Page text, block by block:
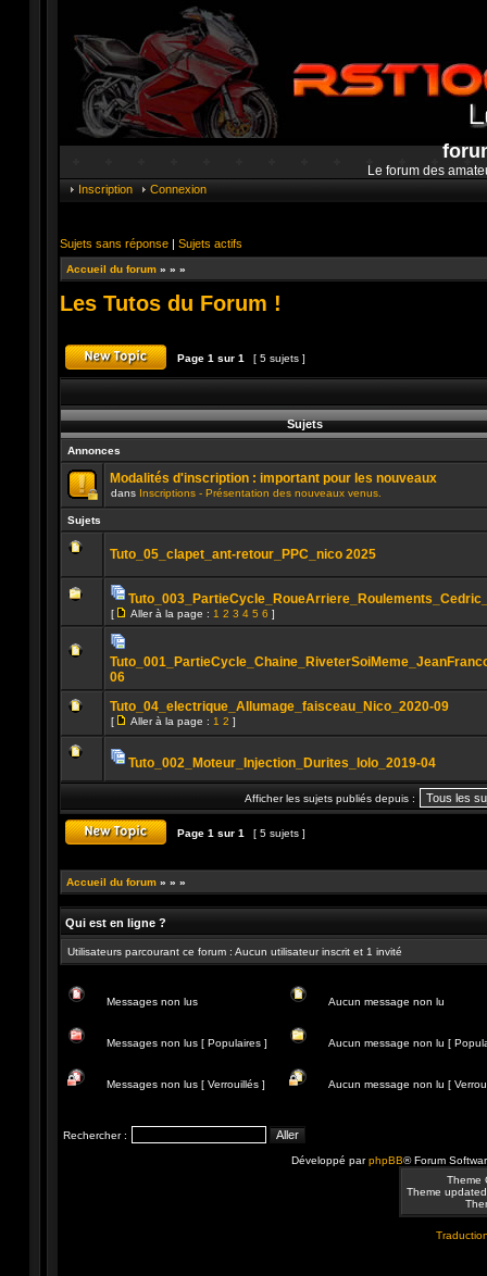
Le forum des
Inscription Connexion
Sujets sans réponse | Sujets actifs
Accueil du forum » » »
Les Tutos du Forum !
Publier un nouveau sujet
Page 1 sur 1 [ 5 sujets ]
Sujets
Annonces
Ce
sujet
est
Vous
pouvez
pas
publier
modifier
messages.
Modalités d'inscription : important pour les nouveaux
dans Inscriptions - Présentation des nouveaux venus.
Sujets
Aucun
message
non
Tuto_05_clapet_ant-retour_PPC_nico 2025
Aucun
message
non
Pièces
jointes
[
Aller
page
Aller à la page : 1 2 3 4 5 6 ]
Aucun
message
non
Pièces
jointes
06
Aucun
non
Tuto_04_electrique_Allumage_faisceau_Nico_2020-09
[
page
Aller à la page : 1 2 ]
Aucun
lu
Pièces
jointes
Tuto_002_Moteur_Injection_Durites_lolo_2019-04
Afficher les sujets publiés depuis :
Page 1 sur 1 [ 5 sujets ]
Accueil du forum » » »
Qui est en ligne ?
Utilisateurs parcourant ce forum : Aucun utilisateur inscrit et 1 invité
lus
Messages non lus
non
Aucun message non lu
lus
Messages non lus [ Populaires ]
non
Aucun message non lu [
[
Messages non lus [ Verrouillés ]
Verrouillé
Aucun message non lu [
Rechercher :
Développé parphpBB® Forum
Theme
Theme